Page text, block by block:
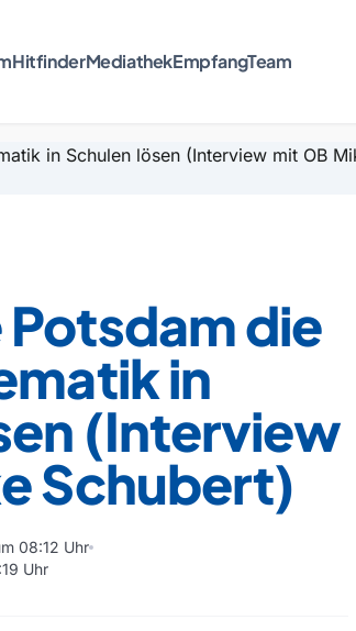
HitfinderMediathekEmpfangTeam
die
in
(Interview
Schubert)
08:12 Uhr
Uhr